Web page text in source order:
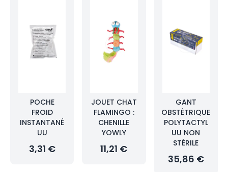
POCHE
FROID
INSTANTANÉ
UU
3,31 €
JOUET CHAT
FLAMINGO :
CHENILLE
YOWLY
11,21 €
GANT
OBSTÉTRIQUE
POLYTACTYL
UU NON
STÉRILE
35,86 €